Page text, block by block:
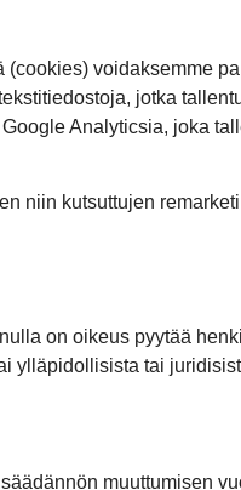
voidaksemme
jotka
Analyticsia, joka
niin kutsuttujen
on oikeus pyytää
ylläpidollisista tai
muuttumisen